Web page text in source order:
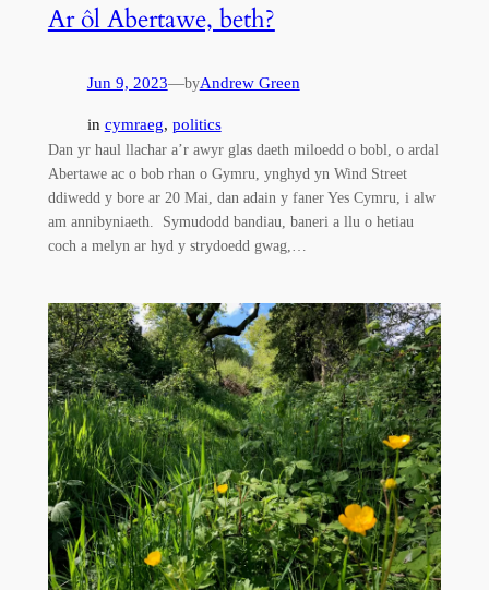
Ar ôl Abertawe, beth?
Jun 9, 2023—byAndrew Green
in cymraeg, politics
Dan yr haul llachar a’r awyr glas daeth miloedd o bobl, o ardal
Abertawe ac o bob rhan o Gymru, ynghyd yn Wind Street
ddiwedd y bore ar 20 Mai, dan adain y faner Yes Cymru, i alw
am annibyniaeth. Symudodd bandiau, baneri a llu o hetiau
coch a melyn ar hyd y strydoedd gwag,…